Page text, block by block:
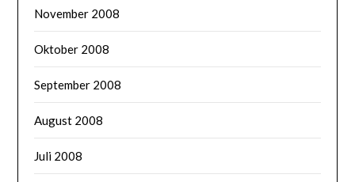
November 2008
Oktober 2008
September 2008
August 2008
Juli 2008